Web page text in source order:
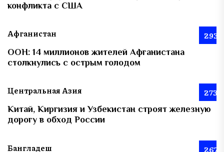
конфликта с США
Афганистан 293
ООН: 14 миллионов жителей Афганистана
столкнулись с острым голодом
Центральная Азия 273
Китай, Киргизия и Узбекистан строят железную
дорогу в обход России
Бангладеш 267